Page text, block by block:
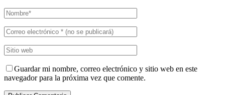
Guardar mi nombre, correo electrónico y sitio web en este
navegador para la próxima vez que comente.